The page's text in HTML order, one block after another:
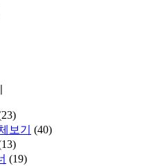
보기
(40)
(19)